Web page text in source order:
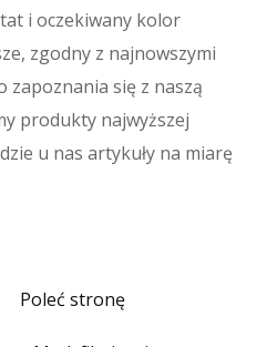
Komisy
Wigor
i oczekiwany kolor
zgodny z najnowszymi
zapoznania się z naszą
produkty najwyższej
u nas artykuły na miarę
Poleć stronę